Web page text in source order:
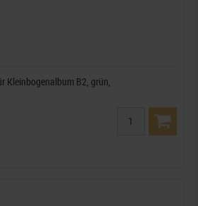
Kleinbogenalbum B2, grün,